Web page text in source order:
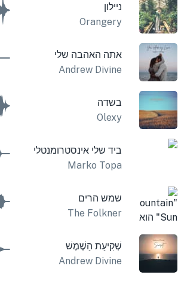
ניילון
Orangery
אתה האהבה שלי
Andrew Divine
בשדה
Olexy
ביד שלי אינסטרומנטלי
Marko Topa
שמש הרים
The Folkner
שְׁקִיעַת הַשֶׁמֶשׁ
Andrew Divine